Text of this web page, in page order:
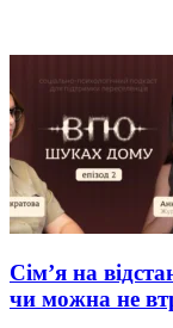
Сім’я на
чи можна не